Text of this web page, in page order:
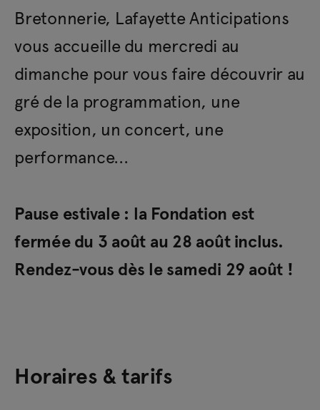
Bretonnerie, Lafayette Anticipations
vous accueille du mercredi au
dimanche pour vous faire découvrir au
gré de la programmation, une
exposition, un concert, une
performance...
Pause estivale : la Fondation est
fermée du 3 août au 28 août inclus.
Rendez-vous dès le samedi 29 août !
Horaires & tarifs